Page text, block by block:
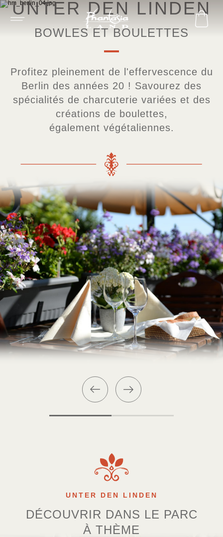
UNTER DEN LINDEN
BOWLES ET BOULETTES
Profitez pleinement de l'effervescence du
Berlin des années 20 ! Savourez des
spécialités de charcuterie variées et des
créations de boulettes,
également végétaliennes.
UNTER DEN LINDEN
DÉCOUVRIR DANS LE PARC
À THÈME